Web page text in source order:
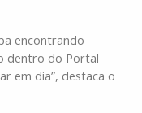
encontrando
dentro do Portal
em dia”, destaca o